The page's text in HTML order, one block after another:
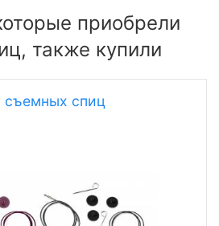
приобрели
также купили
съемных спиц